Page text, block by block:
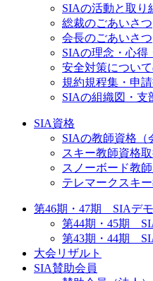
SIAの活動と取り
総裁のごあいさつ
会長のごあいさつ
SIAの理念・心得
安全対策につい
規約規程集・申
SIAの組織図・支
SIA資格
SIAの教師資格（
スキー教師資格
スノーボード教
テレマークスキ
第46期・47期 SIAデモ
第44期・45期
第43期・44期
大会リザルト
SIA賛助会員